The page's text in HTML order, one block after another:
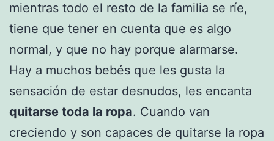
mientras todo el resto de la familia se ríe,
tiene que tener en cuenta que es algo
normal, y que no hay porque alarmarse.
Hay a muchos bebés que les gusta la
sensación de estar desnudos, les encanta
quitarse toda la ropa. Cuando van
creciendo y son capaces de quitarse la ropa